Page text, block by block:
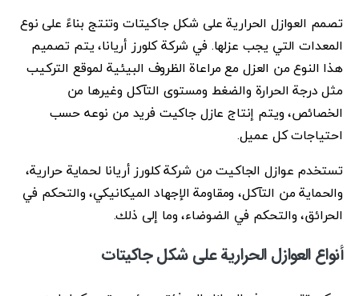
تصمم العوازل الحرارية على شكل جاكيتات وتنتج بناءً على نوع
المعدات التي يجب عزلها. في شركة كلورز أريانا، يتم تصميم
هذا النوع من العزل مع مراعاة الظروف البيئية لموقع التركيب
مثل درجة الحرارة والضغط ومستوى التآكل وغيرها من
الخصائص، ويتم إنتاج عازل جاكيت فريد من نوعه حسب
احتياجات كل عميل.
تستخدم عوازل الجاكيت من شركة كلورز أريانا لحماية حرارية،
والحماية من التآكل، ومقاومة الإجهاد الميكانيكي، والتحكم في
الحرائق، والتحكم في الضوضاء، وما إلى ذلك.
أنواع العوازل الحرارية على شكل جاكيتات